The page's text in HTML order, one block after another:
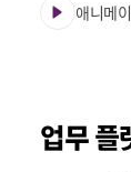
애니메
업무 플